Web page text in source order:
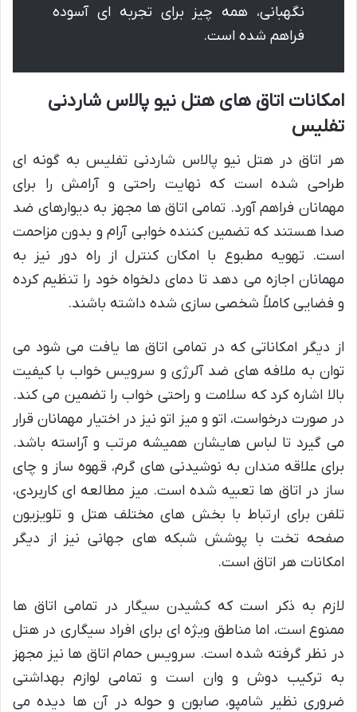
نگهبانی، همه چیز برای تجربه ای آسوده
فراهم شده است.
امکانات اتاق های هتل نیو پالاس شاردنی
تفلیس
هر اتاق در هتل نیو پالاس شاردنی تفلیس به گونه ای
طراحی شده است که نهایت راحتی و آرامش را برای
مهمانان فراهم آورد. تمامی اتاق ها مجهز به دیوارهای ضد
صدا هستند که تضمین کننده خوابی آرام و بدون مزاحمت
است. تهویه مطبوع با امکان کنترل از راه دور نیز به
مهمانان اجازه می دهد تا دمای دلخواه خود را تنظیم کرده
و فضایی کاملاً شخصی سازی شده داشته باشند.
از دیگر امکاناتی که در تمامی اتاق ها یافت می شود می
توان به ملافه های ضد آلرژی و سرویس خواب با کیفیت
بالا اشاره کرد که سلامت و راحتی خواب را تضمین می کند.
در صورت درخواست، اتو و میز اتو نیز در اختیار مهمانان قرار
می گیرد تا لباس هایشان همیشه مرتب و آراسته باشد.
برای علاقه مندان به نوشیدنی های گرم، قهوه ساز و چای
ساز در اتاق ها تعبیه شده است. میز مطالعه ای کاربردی،
تلفن برای ارتباط با بخش های مختلف هتل و تلویزیون
صفحه تخت با پوشش شبکه های جهانی نیز از دیگر
امکانات هر اتاق است.
لازم به ذکر است که کشیدن سیگار در تمامی اتاق ها
ممنوع است، اما مناطق ویژه ای برای افراد سیگاری در هتل
در نظر گرفته شده است. سرویس حمام اتاق ها نیز مجهز
به ترکیب دوش و وان است و تمامی لوازم بهداشتی
ضروری نظیر شامپو، صابون و حوله در آن ها دیده می